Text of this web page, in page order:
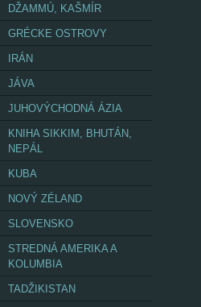
DŽAMMÚ, KAŠMÍR
GRÉCKE OSTROVY
IRÁN
JÁVA
JUHOVÝCHODNÁ ÁZIA
KNIHA SIKKIM, BHUTÁN,
NEPÁL
KUBA
NOVÝ ZÉLAND
SLOVENSKO
STREDNÁ AMERIKA A
KOLUMBIA
TADŽIKISTAN